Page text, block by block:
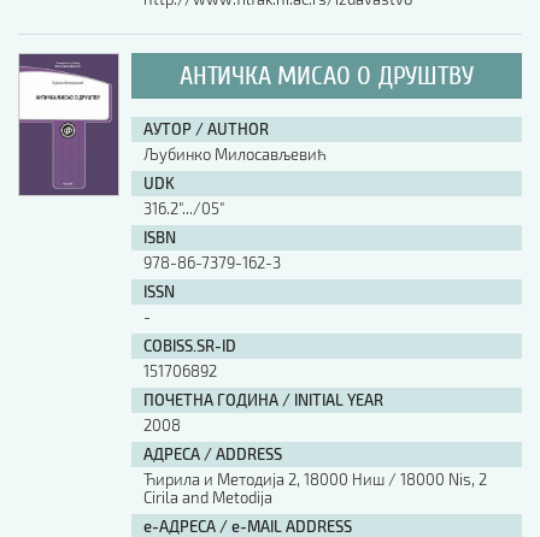
АНТИЧКА МИСАО О ДРУШТВУ
АУТОР / AUTHOR
Љубинко Милосављевић
UDK
316.2".../05"
ISBN
978-86-7379-162-3
ISSN
-
COBISS.SR-ID
151706892
ПОЧЕТНА ГОДИНА / INITIAL YEAR
2008
АДРЕСА / ADDRESS
Ћирила и Методија 2, 18000 Ниш / 18000 Nis, 2
Cirila and Metodija
е-АДРЕСА / e-MAIL ADDRESS